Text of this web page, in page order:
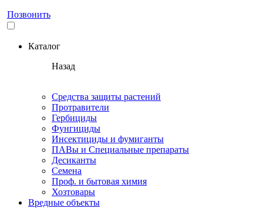
Позвонить
Каталог
Назад
Средства защиты растений
Протравители
Гербициды
Фунгициды
Инсектициды и фумиганты
ПАВы и Специальные препараты
Десиканты
Семена
Проф. и бытовая химия
Хозтовары
Вредные объекты